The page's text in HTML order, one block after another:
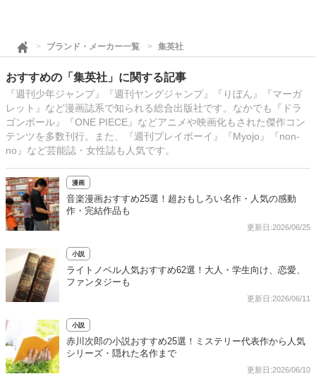
ブランド・メーカー一覧 集英社
おすすめの「集英社」に関する記事
『週刊少年ジャンプ』『週刊ヤングジャンプ』『りぼん』『マーガ
レット』など漫画誌系で知られる総合出版社です。なかでも『ドラ
ゴンボール』『ONE PIECE』などアニメや映画化もされた傑作コン
テンツを多数刊行。また、『週刊プレイボーイ』『Myojo』『non-
no』など芸能誌・女性誌も人気です。
漫画
音楽漫画おすすめ25選！超おもしろい名作・人気の感動
作・完結作品も
更新日:2026/06/25
小説
ライトノベル人気おすすめ62選！大人・学生向け、恋愛、
ファンタジーも
更新日:2026/06/11
小説
赤川次郎の小説おすすめ25選！ミステリー代表作から人気
シリーズ・隠れた名作まで
更新日:2026/06/10